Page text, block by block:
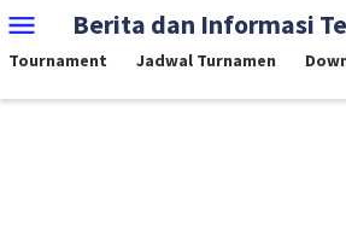
Mobile
Menu
Berita dan Informasi
Tournament Jadwal Turnamen